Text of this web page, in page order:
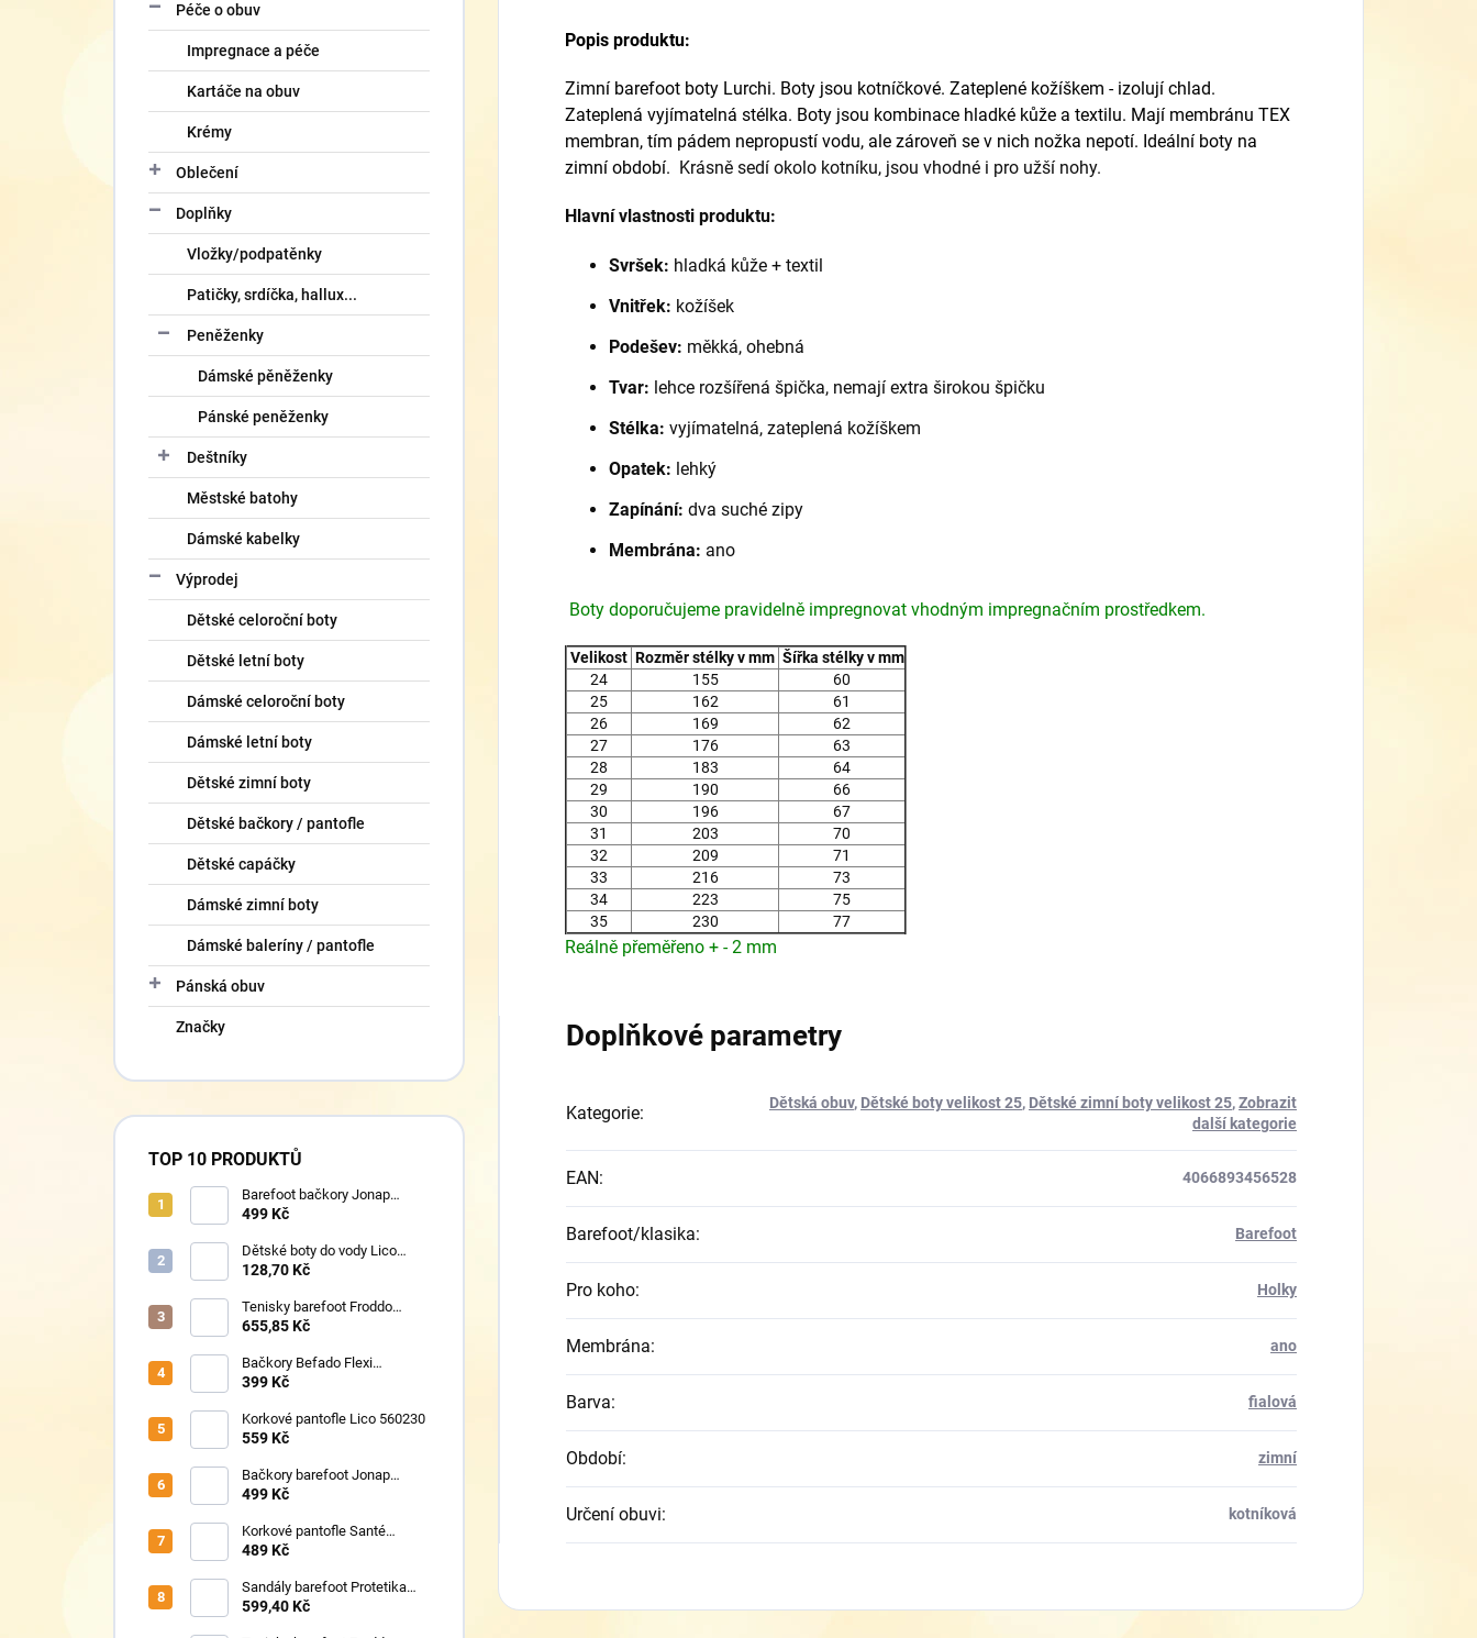
Péče o obuv
Impregnace a péče
Kartáče na obuv
Krémy
Oblečení
Doplňky
Vložky/podpatěnky
Patičky, srdíčka, hallux...
Peněženky
Dámské pěněženky
Pánské peněženky
Deštníky
Městské batohy
Dámské kabelky
Výprodej
Dětské celoroční boty
Dětské letní boty
Dámské celoroční boty
Dámské letní boty
Dětské zimní boty
Dětské bačkory / pantofle
Dětské capáčky
Dámské zimní boty
Dámské baleríny / pantofle
Pánská obuv
Značky
TOP 10 PRODUKTŮ
Barefoot bačkory Jonap
Home New fialová kočička
499 Kč
Dětské boty do vody Lico
430124 růžové
128,70 Kč
Tenisky barefoot Froddo
G1700440-17 Mint
655,85 Kč
Bačkory Befado Flexi
627P023
399 Kč
Korkové pantofle Lico 560230
559 Kč
Bačkory barefoot Jonap
Home New Police
499 Kč
Korkové pantofle Santé
VN/326 černá
489 Kč
Sandály barefoot Protetika
TAFI pink uni
599,40 Kč
Popis produktu:
Zimní barefoot boty Lurchi. Boty jsou kotníčkové. Zateplené kožíškem - izolují chlad.
Zateplená vyjímatelná stélka. Boty jsou kombinace hladké kůže a textilu. Mají membránu TEX
membran, tím pádem nepropustí vodu, ale zároveň se v nich nožka nepotí. Ideální boty na
zimní období. Krásně sedí okolo kotníku, jsou vhodné i pro užší nohy.
Hlavní vlastnosti produktu:
Svršek: hladká kůže + textil
Vnitřek: kožíšek
Podešev: měkká, ohebná
Tvar: lehce rozšířená špička, nemají extra širokou špičku
Stélka: vyjímatelná, zateplená kožíškem
Opatek: lehký
Zapínání: dva suché zipy
Membrána: ano
Boty doporučujeme pravidelně impregnovat vhodným impregnačním prostředkem.
Velikost Rozměr stélky v mm Šířka stélky v mm
24
155
60
25
162
61
26
169
62
27
176
63
28
183
64
29
190
66
30
196
67
31
203
70
32
209
71
33
216
73
34
223
75
35
230 77
Reálně přeměřeno + - 2 mm
Doplňkové parametry
Kategorie: Dětská obuv, Dětské boty velikost 25, Dětské zimní boty velikost 25,Zobrazit
další kategorie
EAN: 4066893456528
Barefoot/klasika: Barefoot
Pro koho: Holky
Membrána: ano
Barva: fialová
Období: zimní
Určení obuvi: kotníková